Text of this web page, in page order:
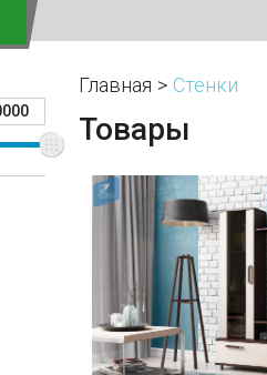
Главная Стенки
Товары